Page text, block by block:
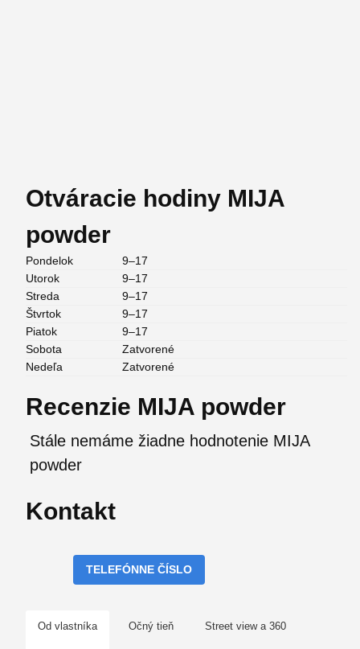
Otváracie hodiny MIJA
powder
Pondelok
9–17
Utorok
9–17
Streda
9–17
Štvrtok
9–17
Piatok
9–17
Sobota
Zatvorené
Nedeľa
Zatvorené
Recenzie MIJA powder
Stále nemáme žiadne hodnotenie MIJA
powder
Kontakt
TELEFÓNNE ČÍSLO
Od vlastníka Očný tieň Street view a 360